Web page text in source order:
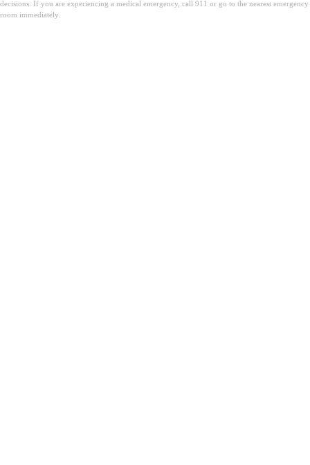
decisions. If you are experiencing a medical emergency, call 911 or go to the nearest emergency
room immediately.